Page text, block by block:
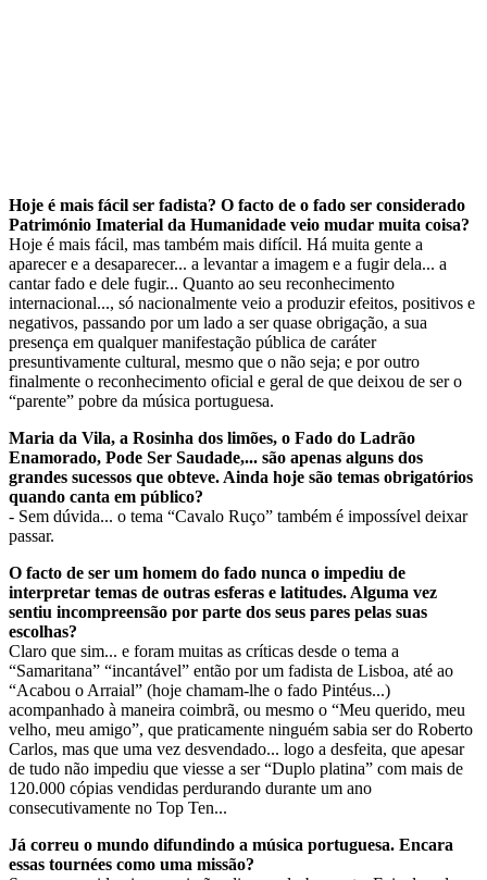
Hoje é mais fácil ser fadista? O facto de o fado ser considerado
Património Imaterial da Humanidade veio mudar muita coisa?
Hoje é mais fácil, mas também mais difícil. Há muita gente a
aparecer e a desaparecer... a levantar a imagem e a fugir dela... a
cantar fado e dele fugir... Quanto ao seu reconhecimento
internacional..., só nacionalmente veio a produzir efeitos, positivos e
negativos, passando por um lado a ser quase obrigação, a sua
presença em qualquer manifestação pública de caráter
presuntivamente cultural, mesmo que o não seja; e por outro
finalmente o reconhecimento oficial e geral de que deixou de ser o
“parente” pobre da música portuguesa.
Maria da Vila, a Rosinha dos limões, o Fado do Ladrão
Enamorado, Pode Ser Saudade,... são apenas alguns dos
grandes sucessos que obteve. Ainda hoje são temas obrigatórios
quando canta em público?
- Sem dúvida... o tema “Cavalo Ruço” também é impossível deixar
passar.
O facto de ser um homem do fado nunca o impediu de
interpretar temas de outras esferas e latitudes. Alguma vez
sentiu incompreensão por parte dos seus pares pelas suas
escolhas?
Claro que sim... e foram muitas as críticas desde o tema a
“Samaritana” “incantável” então por um fadista de Lisboa, até ao
“Acabou o Arraial” (hoje chamam-lhe o fado Pintéus...)
acompanhado à maneira coimbrã, ou mesmo o “Meu querido, meu
velho, meu amigo”, que praticamente ninguém sabia ser do Roberto
Carlos, mas que uma vez desvendado... logo a desfeita, que apesar
de tudo não impediu que viesse a ser “Duplo platina” com mais de
120.000 cópias vendidas perdurando durante um ano
consecutivamente no Top Ten...
Já correu o mundo difundindo a música portuguesa. Encara
essas tournées como uma missão?